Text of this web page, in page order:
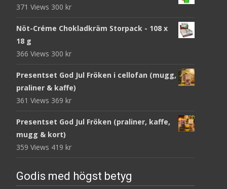
371 Views 300 kr
Nöt-Créme Chokladkräm Storpack - 108 x
18 g
366 Views 300 kr
Presentset God Jul Fröken i cellofan (mugg,
praliner & kaffe)
361 Views 369 kr
Presentset God Jul Fröken (praliner, kaffe,
mugg & kort)
359 Views 419 kr
Godis med högst betyg